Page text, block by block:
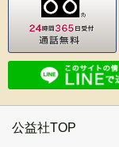
公益社TOP